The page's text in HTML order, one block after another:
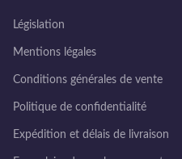
Législation
Mentions légales
Conditions générales de vente
Politique de confidentialité
Expédition et délais de livraison